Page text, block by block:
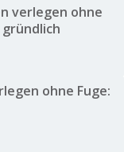
verlegen ohne
gründlich
ohne Fuge: